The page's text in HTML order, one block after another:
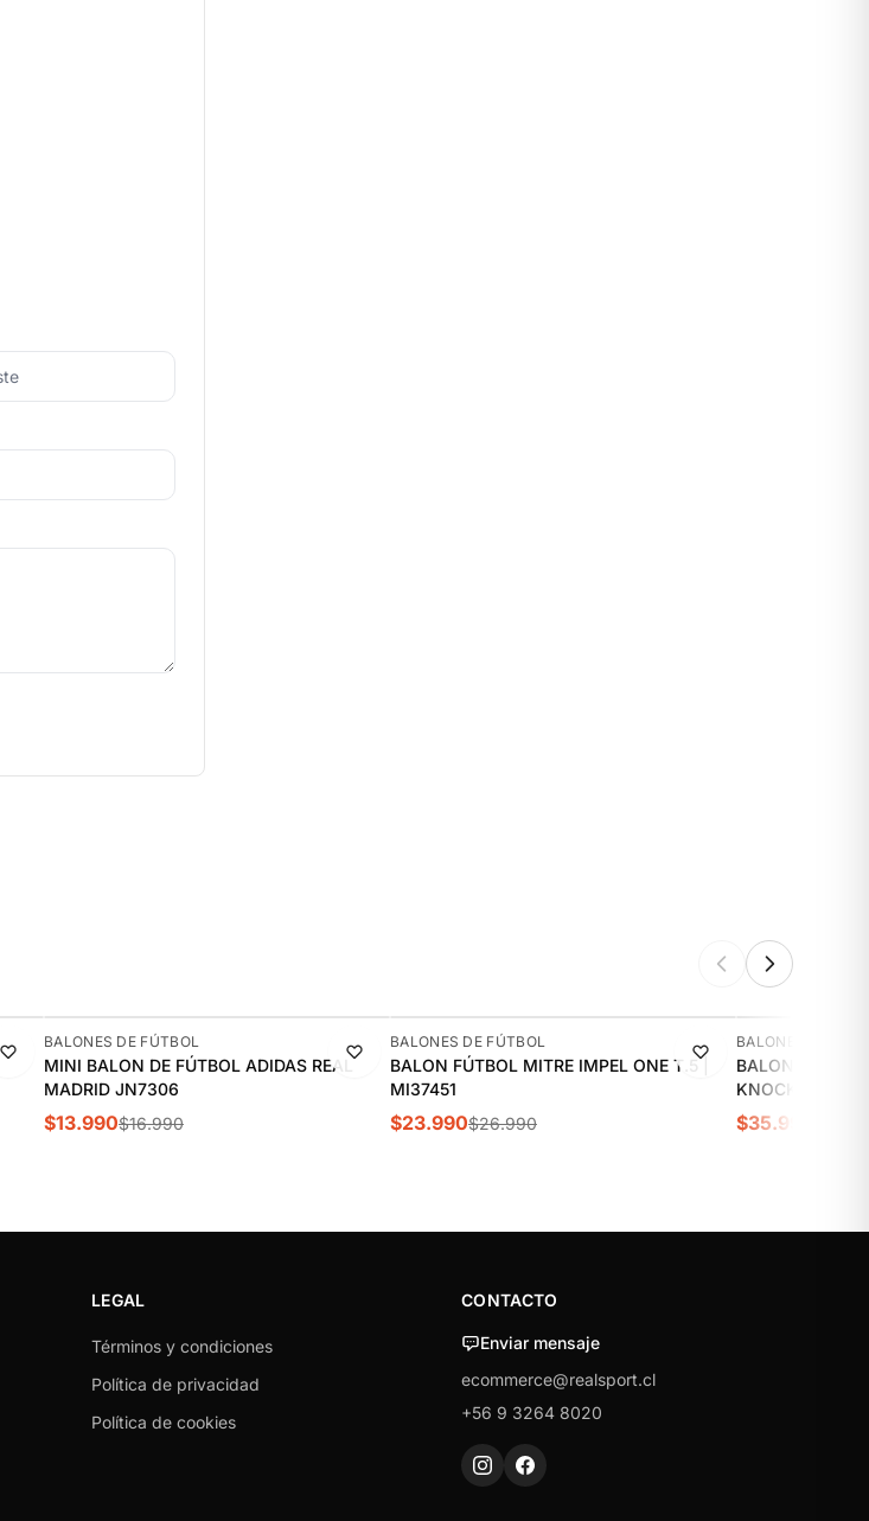
-18%
BALONES DE FÚTBOL
MINI BALON DE FÚTBOL ADIDAS REAL
MADRID JN7306
$13.990$16.990
-11%
BALONES DE FÚTBOL
BALON FÚTBOL MITRE IMPEL ONE T.5 |
MI37451
$23.990$26.990
-10%
BALONES DE
BALON ADIDAS
KNOCKOUT
$35.990
LEGAL
Términos y condiciones
Política de privacidad
Política de cookies
CONTACTO
Enviar mensaje
ecommerce@realsport.cl
+56 9 3264 8020